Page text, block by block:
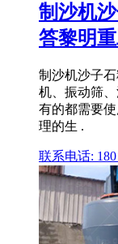
制沙机
答黎明
制沙机沙子
机、振动筛
有的都需要
理的生 .
联系电话: 180